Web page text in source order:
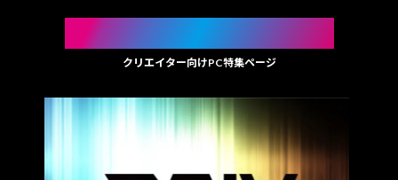
SPECIAL FEATURE
クリエイター向けPC特集ページ